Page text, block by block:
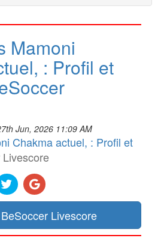
Mamoni
: Profil et
Jun, 2026 11:09 AM
Chakma actuel, : Profil et
Livescore